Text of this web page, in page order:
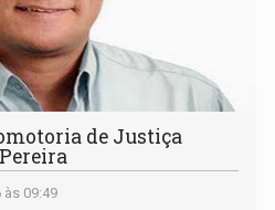
de Justiça
às 09:49